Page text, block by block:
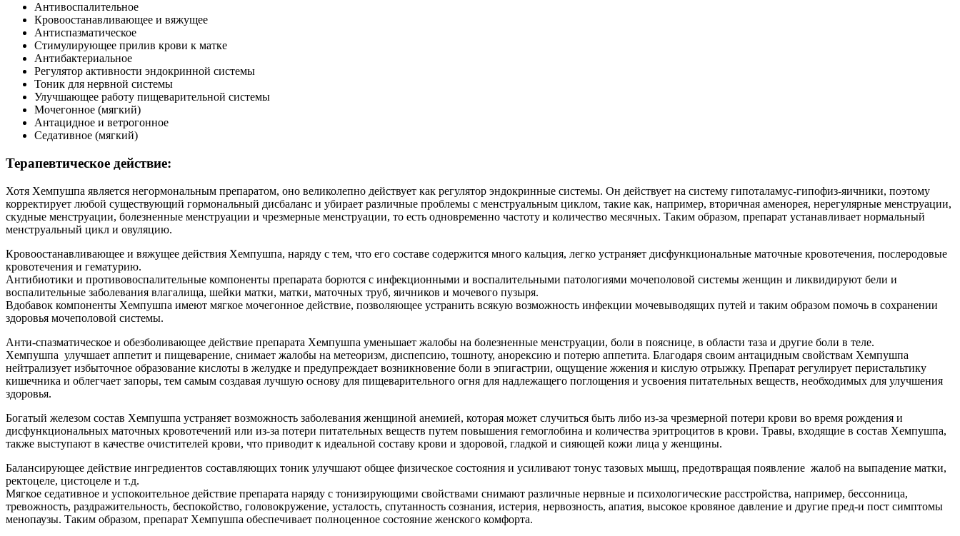
Антивоспалительное
Кровоостанавливающее и вяжущее
Антиспазматическое
Стимулирующее прилив крови к матке
Антибактериальное
Регулятор активности эндокринной системы
Тоник для нервной системы
Улучшающее работу пищеварительной системы
Мочегонное (мягкий)
Антацидное и ветрогонное
Седативное (мягкий)
Терапевтическое действие:
Хотя Хемпушпа является негормональным препаратом, оно великолепно действует как регулятор эндокринные системы. Он действует на систему гипоталамус-гипофиз-яичники, поэтому
корректирует любой существующий гормональный дисбаланс и убирает различные проблемы с менструальным циклом, такие как, например, вторичная аменорея, нерегулярные менструации,
скудные менструации, болезненные менструации и чрезмерные менструации, то есть одновременно частоту и количество месячных. Таким образом, препарат устанавливает нормальный
менструальный цикл и овуляцию.
Кровоостанавливающее и вяжущее действия Хемпушпа, наряду с тем, что его составе содержится много кальция, легко устраняет дисфункциональные маточные кровотечения, послеродовые
кровотечения и гематурию.
Антибиотики и противовоспалительные компоненты препарата борются с инфекционными и воспалительными патологиями мочеполовой системы женщин и ликвидируют бели и
воспалительные заболевания влагалища, шейки матки, матки, маточных труб, яичников и мочевого пузыря.
Вдобавок компоненты Хемпушпа имеют мягкое мочегонное действие, позволяющее устранить всякую возможность инфекции мочевыводящих путей и таким образом помочь в сохранении
здоровья мочеполовой системы.
Анти-спазматическое и обезболивающее действие препарата Хемпушпа уменьшает жалобы на болезненные менструации, боли в пояснице, в области таза и другие боли в теле.
Хемпушпа улучшает аппетит и пищеварение, снимает жалобы на метеоризм, диспепсию, тошноту, анорексию и потерю аппетита. Благодаря своим антацидным свойствам Хемпушпа
нейтрализует избыточное образование кислоты в желудке и предупреждает возникновение боли в эпигастрии, ощущение жжения и кислую отрыжку. Препарат регулирует перистальтику
кишечника и облегчает запоры, тем самым создавая лучшую основу для пищеварительного огня для надлежащего поглощения и усвоения питательных веществ, необходимых для улучшения
здоровья.
Богатый железом состав Хемпушпа устраняет возможность заболевания женщиной анемией, которая может случиться быть либо из-за чрезмерной потери крови во время рождения и
дисфункциональных маточных кровотечений или из-за потери питательных веществ путем повышения гемоглобина и количества эритроцитов в крови. Травы, входящие в состав Хемпушпа,
также выступают в качестве очистителей крови, что приводит к идеальной составу крови и здоровой, гладкой и сияющей кожи лица у женщины.
Балансирующее действие ингредиентов составляющих тоник улучшают общее физическое состояния и усиливают тонус тазовых мышц, предотвращая появление жалоб на выпадение матки,
ректоцеле, цистоцеле и т.д.
Мягкое седативное и успокоительное действие препарата наряду с тонизирующими свойствами снимают различные нервные и психологические расстройства, например, бессонница,
тревожность, раздражительность, беспокойство, головокружение, усталость, спутанность сознания, истерия, нервозность, апатия, высокое кровяное давление и другие пред-и пост симптомы
менопаузы. Таким образом, препарат Хемпушпа обеспечивает полноценное состояние женского комфорта.